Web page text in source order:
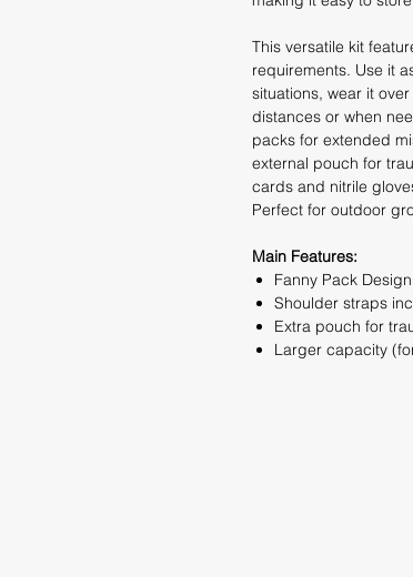
This versatile kit
requirements. Use it
situations, wear it
distances or when
packs for extended
external pouch for
cards and nitrile
Perfect for outdoor
Main Features:
Fanny Pack Design
Shoulder straps
Extra pouch for
Larger capacity